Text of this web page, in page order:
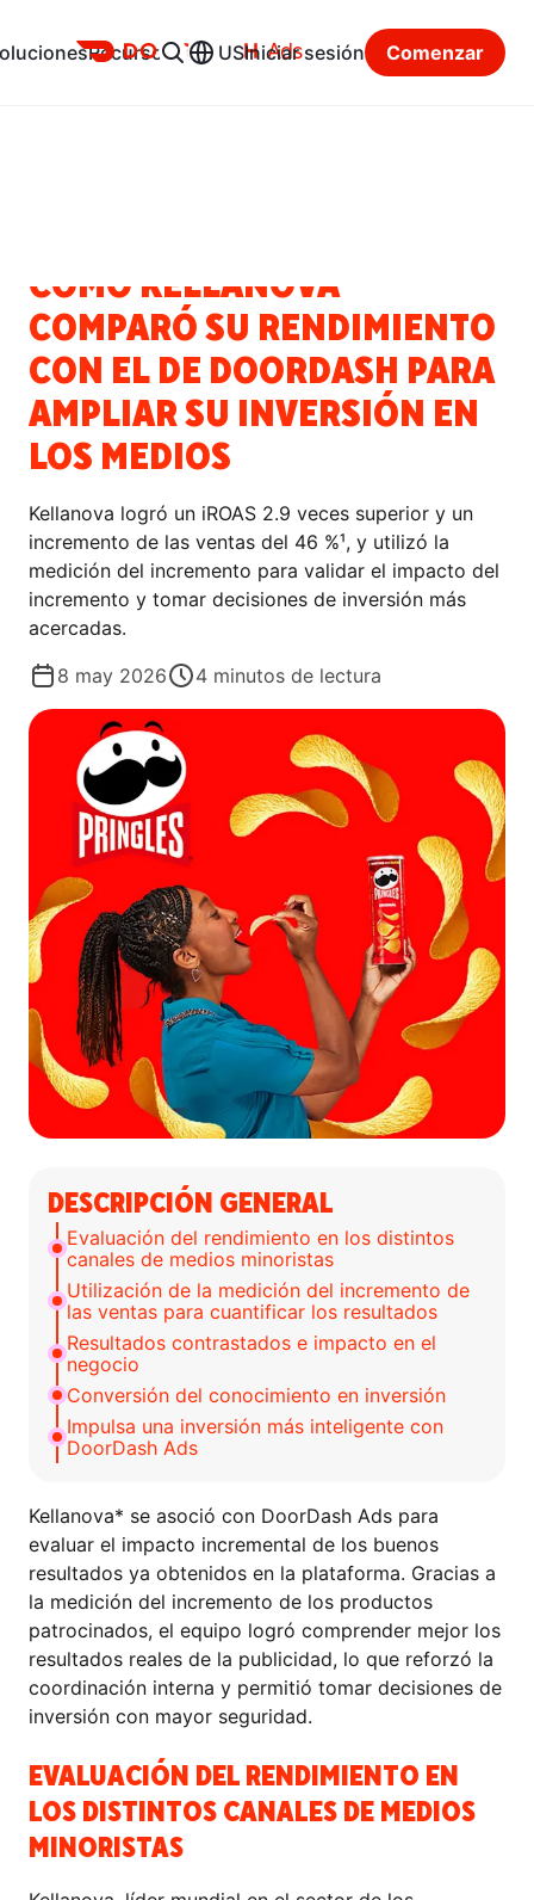
Ads
Recursos USIniciar sesión Comenzar
CÓMO KELLANOVA
COMPARÓ SU RENDIMIENTO
CON EL DE DOORDASH PARA
AMPLIAR SU INVERSIÓN EN
LOS MEDIOS
Kellanova logró un iROAS 2.9 veces superior y un
incremento de las ventas del 46 %¹, y utilizó la
medición del incremento para validar el impacto del
incremento y tomar decisiones de inversión más
acercadas.
8 may 2026
4 minutos de lectura
DESCRIPCIÓN GENERAL
Evaluación del rendimiento en los distintos
canales de medios minoristas
Utilización de la medición del incremento de
las ventas para cuantificar los resultados
Resultados contrastados e impacto en el
negocio
Conversión del conocimiento en inversión
Impulsa una inversión más inteligente con
DoorDash Ads
Kellanova* se asoció con DoorDash Ads para
evaluar el impacto incremental de los buenos
resultados ya obtenidos en la plataforma. Gracias a
la medición del incremento de los productos
patrocinados, el equipo logró comprender mejor los
resultados reales de la publicidad, lo que reforzó la
coordinación interna y permitió tomar decisiones de
inversión con mayor seguridad.
EVALUACIÓN DEL RENDIMIENTO EN
LOS DISTINTOS CANALES DE MEDIOS
MINORISTAS